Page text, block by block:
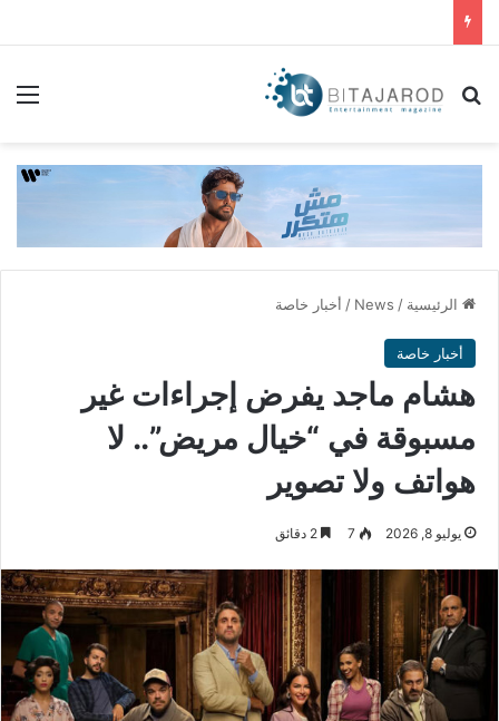
بحث عن
الرئيسية /
News
/ أخبار خاصة
أخبار خاصة
هشام ماجد يفرض إجراءات غير
مسبوقة في “خيال مريض”.. لا
هواتف ولا تصوير
يوليو 8, 2026 7